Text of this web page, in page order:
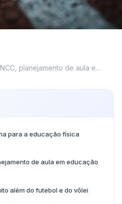
planejamento de aula e
para a educação física
de aula em educação
além do futebol e do vôlei